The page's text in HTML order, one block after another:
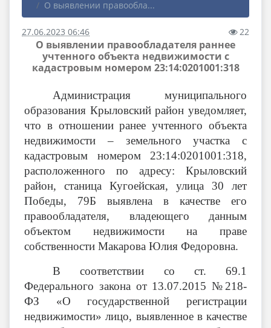
О выявлении правообла...
27.06.2023 06:46 22
О выявлении правообладателя раннее
учтенного объекта недвижимости с
кадастровым номером 23:14:0201001:318
Администрация муниципального
образования Крыловский район уведомляет,
что в отношении ранее учтенного объекта
недвижимости – земельного участка с
кадастровым номером 23:14:0201001:318,
расположенного по адресу: Крыловский
район, станица Кугоейская, улица 30 лет
Победы, 79Б выявлена в качестве его
правообладателя, владеющего данным
объектом недвижимости на праве
собственности Макарова Юлия Федоровна.
В соответствии со ст. 69.1
Федерального закона от 13.07.2015 №218-
ФЗ «О государственной регистрации
недвижимости» лицо, выявленное в качестве